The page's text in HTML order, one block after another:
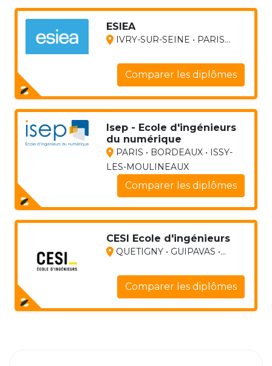
ESIEA
IVRY-SUR-SEINE • PARIS...
Comparer les diplômes
Isep - Ecole d'ingénieurs
du numérique
PARIS • BORDEAUX • ISSY-
LES-MOULINEAUX
Comparer les diplômes
CESI Ecole d'ingénieurs
QUETIGNY • GUIPAVAS •...
Comparer les diplômes